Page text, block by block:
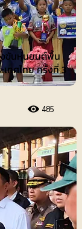
ขันหุ่นยนต์พื้น
ทศไทย ครั้งที่ 3
485